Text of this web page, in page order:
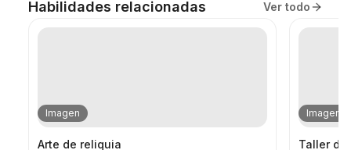
Habilidades relacionadas Ver todo
Imagen
Arte de reliquia
Imagen
Taller de